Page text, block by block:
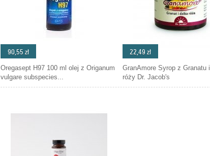
90,55 zł
Oregasept H97 100 ml olej z Origanum
vulgare subspecies...
22,49 zł
GranAmore Syrop z Granatu
róży Dr. Jacob's